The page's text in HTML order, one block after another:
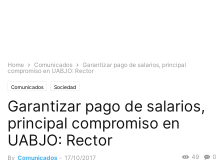
Home Comunicados
Garantizar pago de salarios, principal
compromiso en UABJO: Rector
Comunicados Sociedad
Garantizar pago de salarios,
principal compromiso en
UABJO: Rector
By Comunicados - 17/10/2017 0
49